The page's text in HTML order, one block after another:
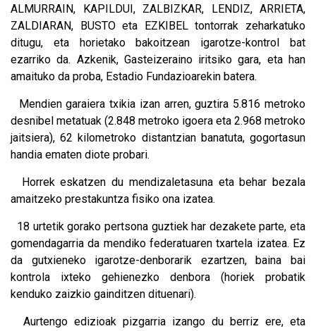
ALMURRAIN, KAPILDUI, ZALBIZKAR, LENDIZ, ARRIETA,
ZALDIARAN, BUSTO eta EZKIBEL tontorrak zeharkatuko
ditugu, eta horietako bakoitzean igarotze-kontrol bat
ezarriko da. Azkenik, Gasteizeraino iritsiko gara, eta han
amaituko da proba, Estadio Fundazioarekin batera.
Mendien garaiera txikia izan arren, guztira 5.816 metroko
desnibel metatuak (2.848 metroko igoera eta 2.968 metroko
jaitsiera), 62 kilometroko distantzian banatuta, gogortasun
handia ematen diote probari.
Horrek eskatzen du mendizaletasuna eta behar bezala
amaitzeko prestakuntza fisiko ona izatea.
18 urtetik gorako pertsona guztiek har dezakete parte, eta
gomendagarria da mendiko federatuaren txartela izatea. Ez
da gutxieneko igarotze-denborarik ezartzen, baina bai
kontrola ixteko gehienezko denbora (horiek probatik
kenduko zaizkio gainditzen dituenari).
Aurtengo edizioak pizgarria izango du berriz ere, eta